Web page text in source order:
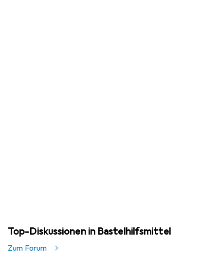
Top-Diskussionen in Bastelhilfsmittel
Zum Forum